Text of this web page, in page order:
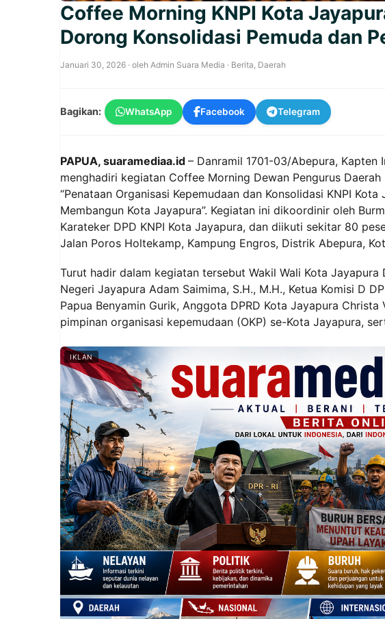
Coffee Morning KNPI Kota
Dorong Konsolidasi Pemuda dan
Januari 30, 2026 · oleh Admin Suara Media · Berita Daerah
Bagikan: WhatsApp Facebook Telegram
PAPUA, suaramediaa.id – Danramil 1701-03/Abepura, Kapten
menghadiri kegiatan Coffee Morning Dewan Pengurus
“Penataan Organisasi Kepemudaan dan Konsolidasi KNPI
Membangun Kota Jayapura”. Kegiatan ini dikoordinir oleh
Karateker DPD KNPI Kota Jayapura, dan diikuti sekitar 80
Jalan Poros Holtekamp, Kampung Engros, Distrik Abepura,
Turut hadir dalam kegiatan tersebut Wakil Wali Kota Jayapura
Negeri Jayapura Adam Saimima, S.H., M.H., Ketua Komisi D
Papua Benyamin Gurik, Anggota DPRD Kota Jayapura Christa
pimpinan organisasi kepemudaan (OKP) se-Kota Jayapura,
IKLAN